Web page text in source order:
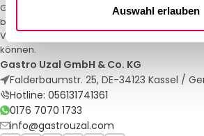
Auswahl erlauben
Gastro Uzal – Ihr Spezialist für
bieten maßgeschneiderte Lösungen für
Veranstaltungen. Qualität und Service, auf
können.
Gastro Uzal GmbH & Co. KG
Falderbaumstr. 25, DE-34123 Kassel /
Hotline: 056131741361
0176 7070 1733
info@gastrouzal.com